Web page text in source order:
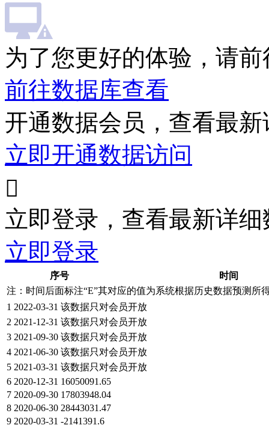
为了您更好的体验，请
前往数据库查看
开通数据会员，查看最
立即开通数据访问

立即登录，查看最新详细
立即登录
序号
时间
注：时间后面标注“E”其对应的值为系统根据历史数据预测所
1 2022-03-31 该数据只对会员开放
2 2021-12-31 该数据只对会员开放
3 2021-09-30 该数据只对会员开放
4 2021-06-30 该数据只对会员开放
5 2021-03-31 该数据只对会员开放
6 2020-12-31 16050091.65
7 2020-09-30 17803948.04
8 2020-06-30 28443031.47
9 2020-03-31 -2141391.6